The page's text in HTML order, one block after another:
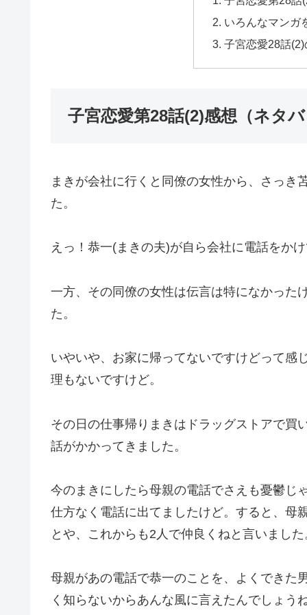
いろんなマンガ
子宮恋愛28話
子宮恋愛第28話(2)感想（ネタ
まきが会社に行くと同僚の女性から、さっき
た。
えっ！恭一(まきの夫)が自ら会社に電話をか
一方、その同僚の女性は伝言は特になかった
た。
いやいや、お家に帰ってないですけどって感
理もないですけど。
その日の仕事帰りまきはドラッグストアで買
話がかかってきました。
今のまきにしたら母親の電話でさえも憂鬱じ
仕方なく電話に出てましたけど。すると、母
とや、これからも2人で仲良くねと言いました
母親があの電話で恭一のことを、よくできた
く知らないからあんな風に言えたんでしょう